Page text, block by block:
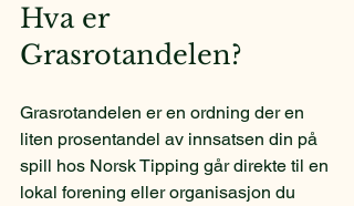
Hva er
Grasrotandelen?
Grasrotandelen er en ordning der en
liten prosentandel av innsatsen din på
spill hos Norsk Tipping går direkte til en
lokal forening eller organisasjon du